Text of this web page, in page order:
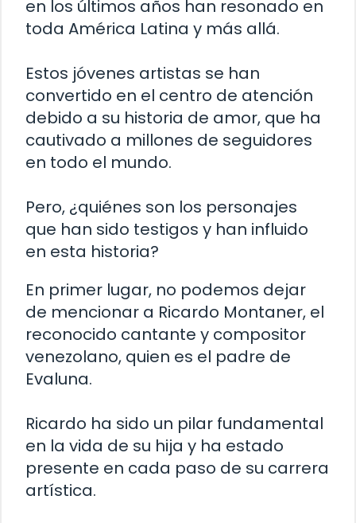
en los últimos años han resonado en
toda América Latina y más allá.
Estos jóvenes artistas se han
convertido en el centro de atención
debido a su historia de amor, que ha
cautivado a millones de seguidores
en todo el mundo.
Pero, ¿quiénes son los personajes
que han sido testigos y han influido
en esta historia?
En primer lugar, no podemos dejar
de mencionar a Ricardo Montaner, el
reconocido cantante y compositor
venezolano, quien es el padre de
Evaluna.
Ricardo ha sido un pilar fundamental
en la vida de su hija y ha estado
presente en cada paso de su carrera
artística.